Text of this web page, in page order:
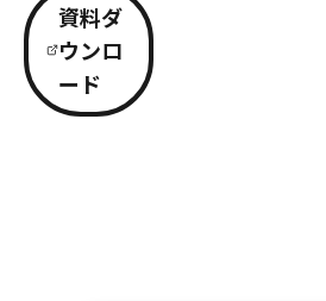
資料ダ
ウンロ
ード